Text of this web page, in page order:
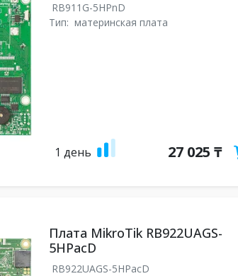
RB911G-5HPnD
Тип: материнская плата
1 день 27 025 ₸
Плата MikroTik RB922UAGS-
5HPacD
RB922UAGS-5HPacD